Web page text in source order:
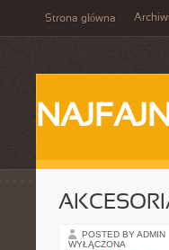
Strona główna
POSTED BY ADMIN
WYŁĄCZONA